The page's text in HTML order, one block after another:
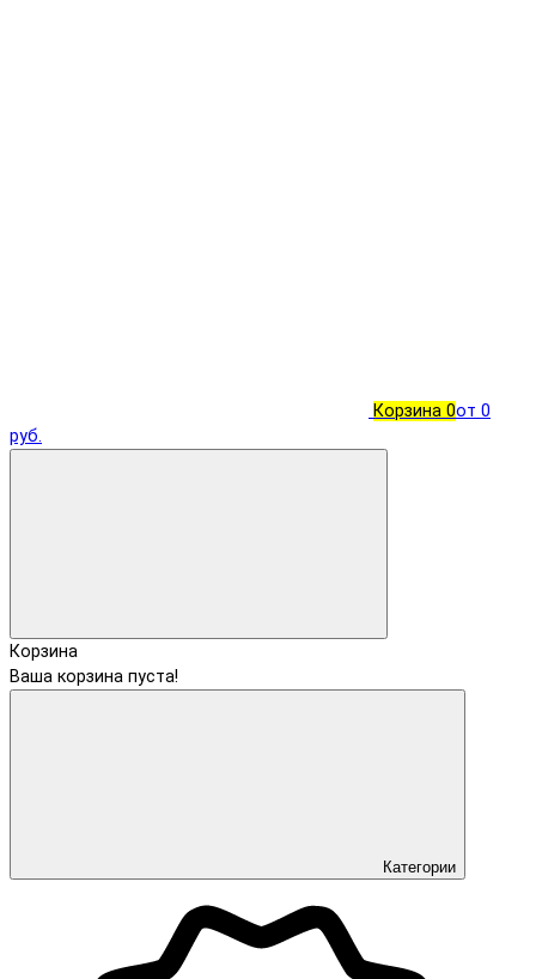
Корзина 0от 0
руб.
Корзина
Ваша корзина пуста!
Категории